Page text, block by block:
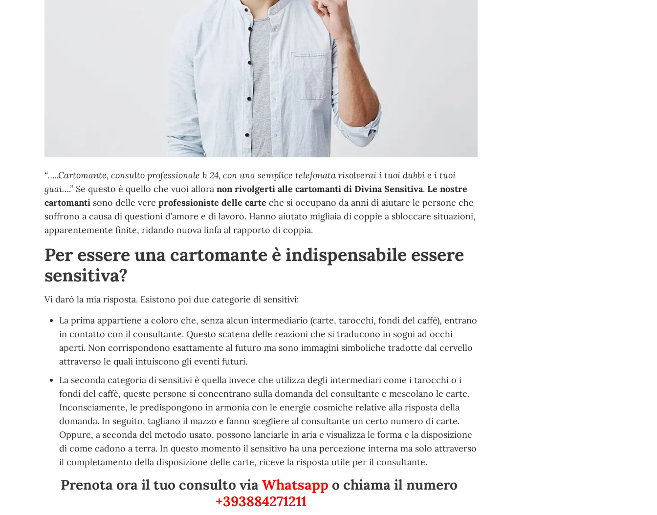
“…..Cartomante, consulto professionale h 24, con una semplice telefonata risolverai i tuoi dubbi e i tuoi
guai….” Se questo è quello che vuoi alloranon rivolgerti alle cartomanti di Divina Sensitiva. Le nostre
cartomanti sono delle vereprofessioniste delle carte che si occupano da anni diaiutare le persone che
soffrono a causa di questioni d’amore e di lavoro. Hanno aiutato migliaia di coppie a sbloccare situazioni,
apparentemente finite, ridando nuova linfa al rapporto di coppia.
Per essere una cartomante è indispensabile essere
sensitiva?
Vi darò la mia risposta. Esistono poi due categorie di sensitivi:
La prima appartiene a coloro che, senza alcun intermediario (carte, tarocchi, fondi del caffè), entrano
in contatto con il consultante. Questo scatena delle reazioni che si traducono in sogni ad occhi
aperti. Non corrispondono esattamente al futuro ma sono immagini simboliche tradotte dal cervello
attraverso le quali intuiscono gli eventi futuri.
La seconda categoria di sensitivi è quella invece che utilizza degli intermediari come i tarocchi o i
fondi del caffè, queste persone si concentrano sulla domanda del consultante e mescolano le carte.
Inconsciamente, le predispongono in armonia con le energie cosmiche relative alla risposta della
domanda. In seguito, tagliano il mazzo e fanno scegliere al consultante un certo numero di carte.
Oppure, a seconda del metodo usato, possono lanciarle in aria e visualizza le forma e la disposizione
di come cadono a terra. In questo momento il sensitivo ha una percezione interna ma solo attraverso
il completamento della disposizione delle carte, riceve la risposta utile per il consultante.
Prenota ora il tuo consulto viaWhatsapp o chiama il numero
+393884271211